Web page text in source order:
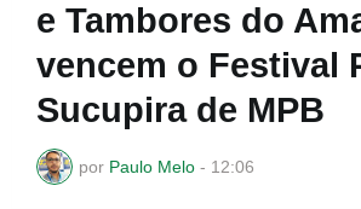
e Tambores do
vencem o Festival
Sucupira de MPB
por Paulo Melo - 12:06